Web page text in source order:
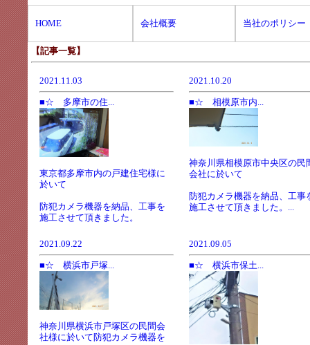
HOME 会社概要 当社のポリシー
【記事一覧】
2021.11.03
■☆ 多摩市の住...
東京都多摩市内の戸建住宅様に
於いて
防犯カメラ機器を納品、工事を
施工させて頂きました。
2021.10.20
■☆ 相模原市内...
神奈川県相模原市中央区の民
会社に於いて
防犯カメラ機器を納品、工事
施工させて頂きました。...
2021.09.22
■☆ 横浜市戸塚...
神奈川県横浜市戸塚区の民間会
社様に於いて防犯カメラ機器を
2021.09.05
■☆ 横浜市保土...